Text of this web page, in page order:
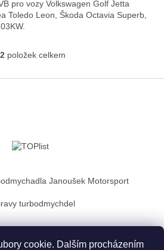
cookie. Dalším procházením
pro vozy Volkswagen Golf Jetta
Toledo Leon, Škoda Octavia Superb,
O
l
p
k
v
ý
p
i
položek celkem
Janoušek Motorsport
turbodmychdel